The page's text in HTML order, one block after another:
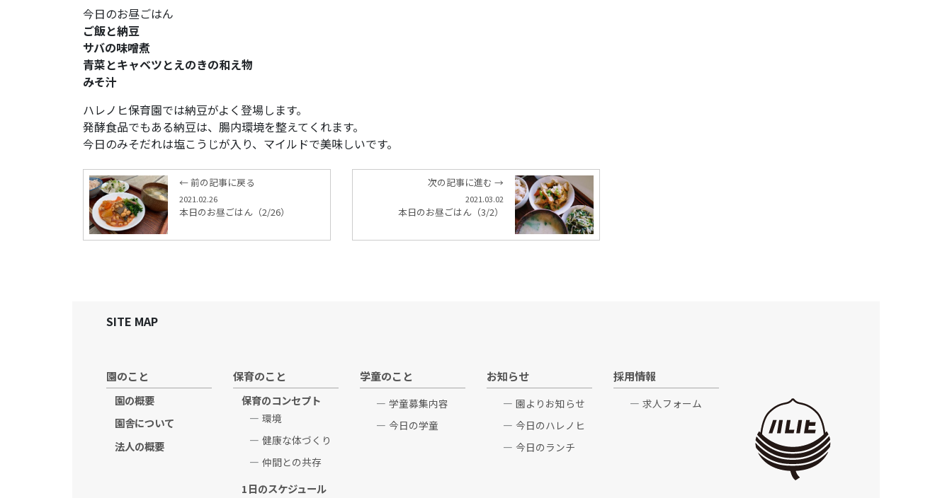
今日のお昼ごはん
ご飯と納豆
サバの味噌煮
青菜とキャベツとえのきの和え物
みそ汁
ハレノヒ保育園では納豆がよく登場します。
発酵食品でもある納豆は、腸内環境を整えてくれます。
今日のみそだれは塩こうじが入り、マイルドで美味しいです。
← 前の記事に戻る
2021.02.26
本日のお昼ごはん（2/26）
次の記事に進む →
2021.03.02
本日のお昼ごはん（3/2）
SITE MAP
園のこと
園の概要
園舎について
法人の概要
保育のこと
保育のコンセプト
環境
健康な体づくり
仲間との共存
1日のスケジュール
学童のこと
学童募集内容
今日の学童
お知らせ
園よりお知らせ
今日のハレノヒ
今日のランチ
採用情報
求人フォーム